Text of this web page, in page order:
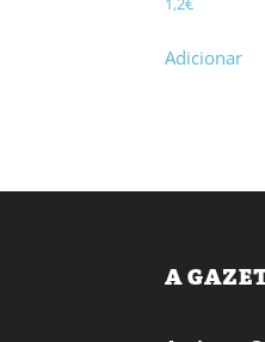
Adicionar
A